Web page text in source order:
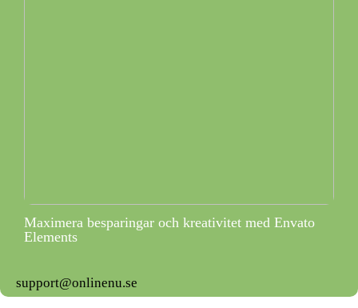
Maximera besparingar och kreativitet med Envato
Elements
support@onlinenu.se